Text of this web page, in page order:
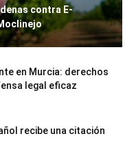
contra E-
en Murcia: derechos
legal eficaz
recibe una citación